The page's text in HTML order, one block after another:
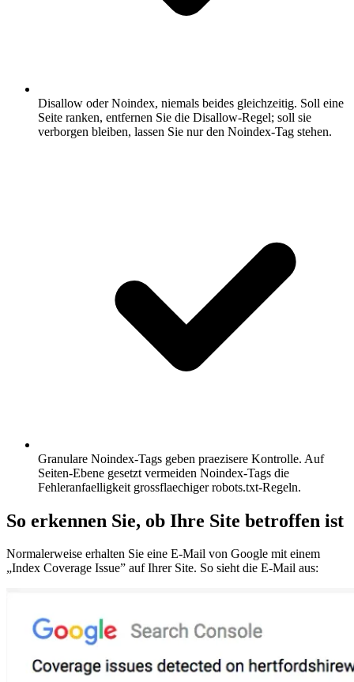
Disallow oder Noindex, niemals beides gleichzeitig. Soll eine
Seite ranken, entfernen Sie die Disallow-Regel; soll sie
verborgen bleiben, lassen Sie nur den Noindex-Tag stehen.
Granulare Noindex-Tags geben praezisere Kontrolle. Auf
Seiten-Ebene gesetzt vermeiden Noindex-Tags die
Fehleranfaelligkeit grossflaechiger robots.txt-Regeln.
So erkennen Sie, ob Ihre Site betroffen ist
Normalerweise erhalten Sie eine E-Mail von Google mit einem
„Index Coverage Issue” auf Ihrer Site. So sieht die E-Mail aus: